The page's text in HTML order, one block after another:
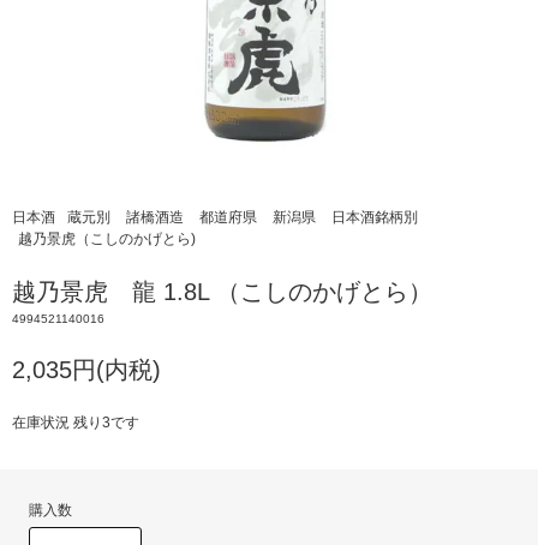
日本酒 蔵元別 諸橋酒造 都道府県 新潟県
日本酒銘柄別
越乃景虎（こしのかげとら)
越乃景虎 龍 1.8L （こしのかげとら）
4994521140016
2,035円(内税)
在庫状況 残り3です
購入数